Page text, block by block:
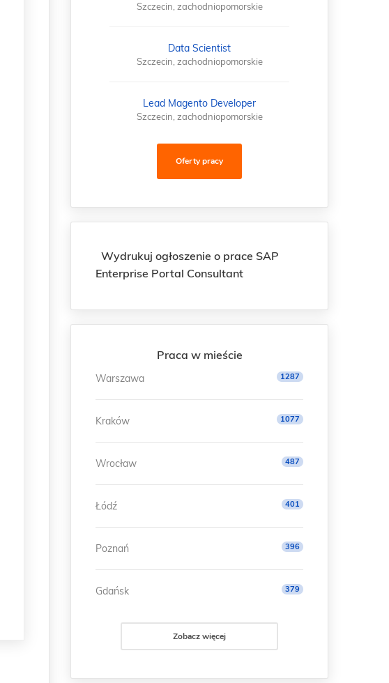
Szczecin, zachodniopomorskie
Data Scientist
Szczecin, zachodniopomorskie
Lead Magento Developer
Szczecin, zachodniopomorskie
Oferty pracy
Wydrukuj ogłoszenie o prace SAP
Enterprise Portal Consultant
Praca w mieście
Warszawa 1287
Kraków 1077
Wrocław 487
Łódź 401
Poznań 396
Gdańsk 379
Zobacz więcej